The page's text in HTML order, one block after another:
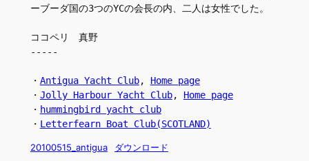
ーブーダ国の3つのYCの会長の内、二人は女性でした。
ココペリ　真野
-----
・ Antigua Yacht Club, Home page
・ Jolly Harbour Yacht Club, Home page
・ hummingbird yacht club
・ Letterfearn Boat Club(SCOTLAND)
20100515_antigua ダウンロード